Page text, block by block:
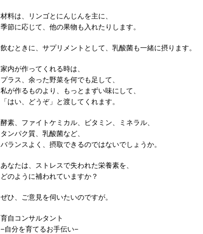
材料は、リンゴとにんじんを主に、
季節に応じて、他の果物も入れたりします。
飲むときに、サプリメントとして、乳酸菌も一緒に摂ります。
家内が作ってくれる時は、
プラス、余った野菜を何でも足して、
私が作るものより、もっとまずい味にして、
「はい、どうぞ」と渡してくれます。
酵素、ファイトケミカル、ビタミン、ミネラル、
タンパク質、乳酸菌など、
バランスよく、摂取できるのではないでしょうか。
あなたは、ストレスで失われた栄養素を、
どのように補われていますか？
ぜひ、ご意見を伺いたいのですが。
育自コンサルタント
−自分を育てるお手伝い−